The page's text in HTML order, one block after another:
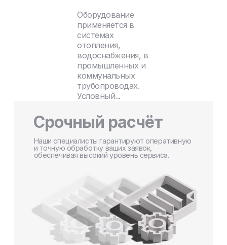
Оборудование
применяется в
системах
отопления,
водоснабжения, в
промышленных и
коммунальных
трубопроводах.
Условный...
Срочный расчёт
Наши специалисты гарантируют оперативную
и точную обработку ваших заявок,
обеспечивая высокий уровень сервиса.